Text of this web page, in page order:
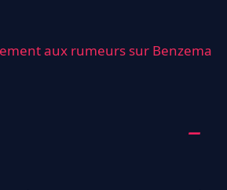
aux rumeurs sur Benzema